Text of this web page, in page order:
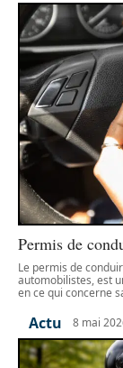
Permis de
Le permis de
automobilistes, est
en ce qui concerne
Actu 8 mai